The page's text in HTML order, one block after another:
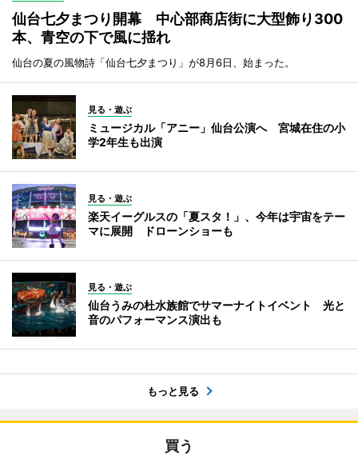
仙台七夕まつり開幕 中心部商店街に大型飾り300
本、青空の下で風に揺れ
仙台の夏の風物詩「仙台七夕まつり」が8月6日、始まった。
見る・遊ぶ
ミュージカル「アニー」仙台公演へ 宮城在住の小
学2年生も出演
見る・遊ぶ
楽天イーグルスの「夏スタ！」、今年は宇宙をテー
マに展開 ドローンショーも
見る・遊ぶ
仙台うみの杜水族館でサマーナイトイベント 光と
音のパフォーマンス演出も
もっと見る
買う